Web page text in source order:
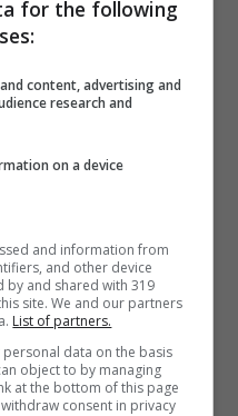
chi lavora.Non è
quanto succede,
di circostanza e poi
prevenire e
Senza
È necessario che
e regole,
cancellato dai
dal 2008 a oggi
nel lavoro
disatteso per
delle imprese.
for the following
content, advertising and
research and
on a device
and information from
and other device
by and shared with 319
site. We and our partners
List of partners.
data on the basis
object to by managing
at the bottom of this page
consent in privacy